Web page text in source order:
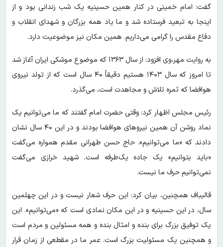
گفت: امام خمینی در کنار همین حسینیه یک شب زندانی بود و از
اینجا به تبعید فرستاده شد و ما یاد همه بزرگان و شهدای انقلاب و
دفاع مقدس را گرامی می‌داریم. همین مکان نیز موضوعیت دارد.
به روایت مهر،وی افزود: از سال ۱۳۶۳ که موضوع موشکی ایران آغاز شد
تا امروز که سال ۱۴۰۳ هستیم دقیقاً ۴۰ سال است که از تولد نیروی
هوافضا که ثمره تلاش و مجاهدت است، می‌گذرد.
رئیس مجلس اظهار کرد: وقتی حضرت امام گفتند که ما می‌توانیم یک
نماد روشن آن همین نیروهای هوافضا بودند و در این ۴۰ سال نشان
دادند که «ما می‌توانیم». حاج حسن طهرانی مقدم همواره می‌گفت
«باید بتوانیم» یک جاده یک‌طرفه است. شهید خرازی می‌گفت
نمی‌توانیم حرف ما نیست.
قالیباف همچنین، بیان کرد: این حرف شعار نیست و در این چهلمین
سال، در این حسینیه و در این مکان نمادی است که «می‌توانیم». این
یک توفیق بزرگ برای بنده و امثال بنده و همه مسئولین و مردم است
و همچنین یک مسئولیت بزرگ است. عمر ما در مقطعی از زمان قرار